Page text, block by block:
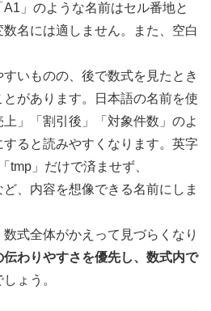
」のような名前はセル番地と
名には適しません。また、空白
いものの、後で数式を見たとき
があります。日本語の名前を使
」「割引後」「対象件数」のよ
ると読みやすくなります。英字
tmp」だけで済ませず、
ど、内容を想像できる名前にしま
式全体がかえって見づらくなり
わりやすさを優先し、数式内で
ょう。